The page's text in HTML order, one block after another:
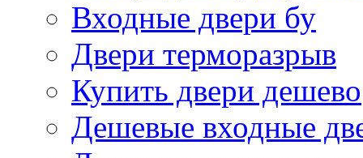
Входные двери бу
Двери терморазрыв
Купить двери дешево
Дешевые входные